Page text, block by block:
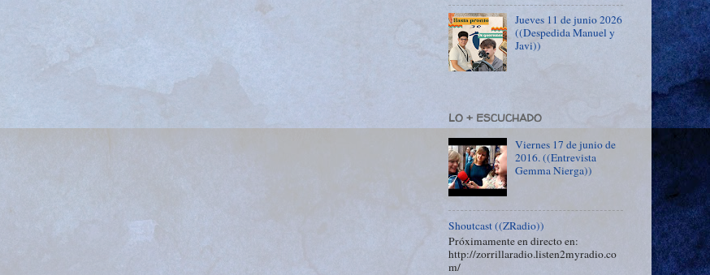
Jueves 11 de junio 2026
((Despedida Manuel y
Javi))
LO + ESCUCHADO
Viernes 17 de junio de
2016. ((Entrevista
Gemma Nierga))
Shoutcast ((ZRadio))
Próximamente en directo en:
http://zorrillaradio.listen2myradio.co
m/